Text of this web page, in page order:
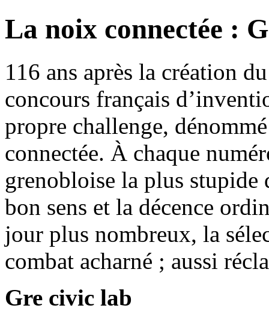
La noix connectée :
116 ans après la création
concours français
propre challenge,
connectée. À chaque
grenobloise la plus
bon sens et la décence
jour plus nombreux, la
combat acharné ; aussi
Gre civic lab